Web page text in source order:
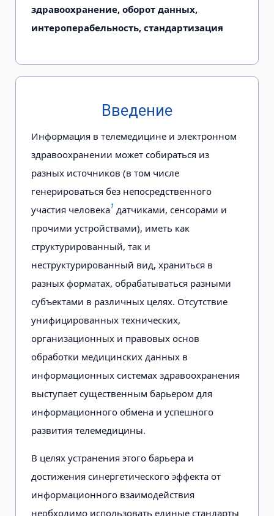
здравоохранение, оборот данных,
интероперабельность, стандартизация
Введение
Информация в телемедицине и электронном
здравоохранении может собираться из
разных источников (в том числе
генерироваться без непосредственного
участия человека1 датчиками, сенсорами и
прочими устройствами), иметь как
структурированный, так и
неструктурированный вид, храниться в
разных форматах, обрабатываться разными
субъектами в различных целях. Отсутствие
унифицированных технических,
организационных и правовых основ
обработки медицинских данных в
информационных системах здравоохранения
выступает существенным барьером для
информационного обмена и успешного
развития телемедицины.
В целях устранения этого барьера и
достижения синергетического эффекта от
информационного взаимодействия
необходимо использовать единые стандарты